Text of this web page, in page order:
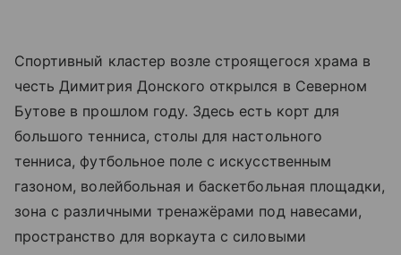
Спортивный кластер возле строящегося храма в
честь Димитрия Донского открылся в Северном
Бутове в прошлом году. Здесь есть корт для
большого тенниса, столы для настольного
тенниса, футбольное поле с искусственным
газоном, волейбольная и баскетбольная площадки,
зона с различными тренажёрами под навесами,
пространство для воркаута с силовыми